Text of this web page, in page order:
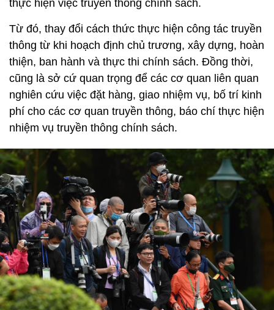
thực hiện việc truyền thông chính sách.
Từ đó, thay đổi cách thức thực hiện công tác truyền
thông từ khi hoạch định chủ trương, xây dựng, hoàn
thiện, ban hành và thực thi chính sách. Đồng thời,
cũng là sở cứ quan trọng để các cơ quan liên quan
nghiên cứu việc đặt hàng, giao nhiệm vụ, bố trí kinh
phí cho các cơ quan truyền thông, báo chí thực hiện
nhiệm vụ truyền thông chính sách.